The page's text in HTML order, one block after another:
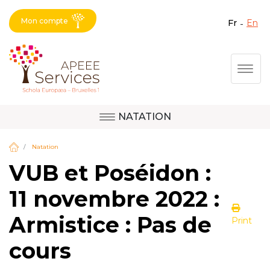
Aller
Fermer X
Question, avis,
demande, suggestion :
contactez le bon
service !
Activités périscolaires Berkendael
+32 (0)472 07 35 25
Mon compte fr en
NATATION
Site de Berkendael
Natation
VUB et Poséidon :
11 novembre 2022 :
Armistice : Pas de
cours
Print